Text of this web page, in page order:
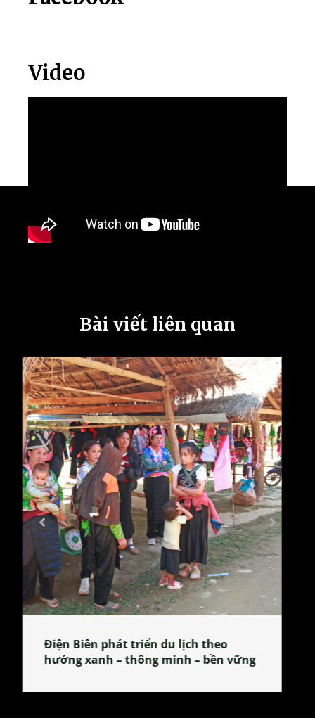
Video
Bài viết liên quan
Làng làm bánh tẻ Phú Nhi – nơi lan
tỏa đặc sản xứ Đoài